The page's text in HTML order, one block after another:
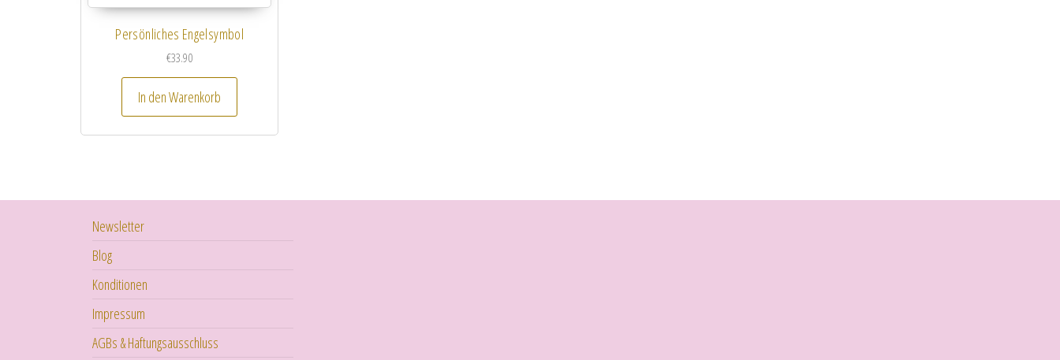
Persönliches Engelsymbol
€33.90
In den Warenkorb
Newsletter
Blog
Konditionen
Impressum
AGBs & Haftungsausschluss